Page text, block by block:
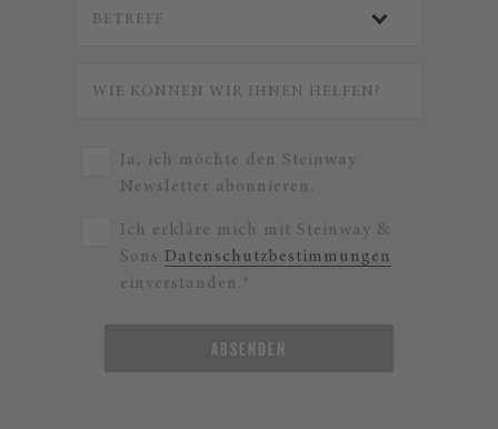
Ja, ich möchte den Steinway
Newsletter abonnieren.
Ich erkläre mich mit Steinway &
Sons Datenschutzbestimmungen
einverstanden.*
ABSENDEN